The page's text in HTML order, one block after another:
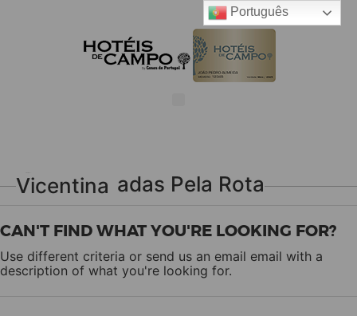
Caminhadas Pela Rota Vicentina
CAN'T FIND WHAT YOU'RE LOOKING FOR?
Use different criteria or send us an email email with a
description of what you're looking for.
Português